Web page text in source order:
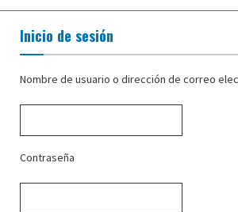
Inicio de sesión
Nombre de usuario o dirección de correo
Contraseña